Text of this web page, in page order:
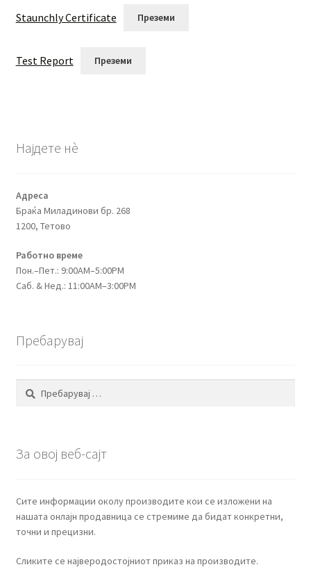
Staunchly Certificate Преземи
Test Report Преземи
Најдете нѐ
Адреса
Браќа Миладинови бр. 268
1200, Тетово
Работно време
Пон.–Пет.: 9:00AM–5:00PM
Саб. & Нед.: 11:00AM–3:00PM
Пребарувај
Пребарувај
За овој веб-сајт
Сите информации околу производите кои се изложени на
нашата онлајн продавница се стремиме да бидат конкретни,
точни и прецизни.
Сликите се најверодостојниот приказ на производите.